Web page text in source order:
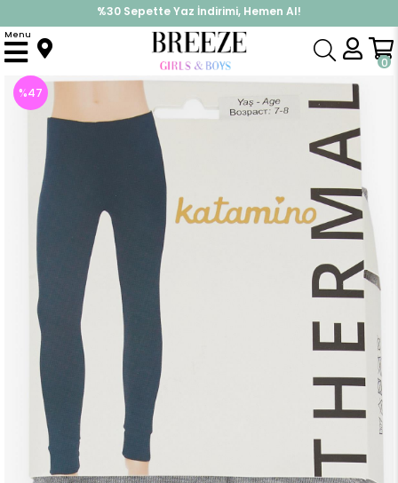
%30 Sepette Yaz İndirimi, Hemen Al!
İndirimlere ek %10 İndirimi Kap, Hemen Üye Ol!
0
Menu
Anasayfa Alt Giyim Eşofman Altı Erkek Çocuk Alt Termal Basic Gri Melanj (7-8 Yaş)
%47
İndirim